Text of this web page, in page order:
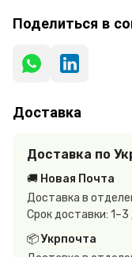
Поделиться в
Доставка
Доставка по
🚚 Новая Почта
Доставка в
Срок доставки: 1–3
📦 Укрпочта